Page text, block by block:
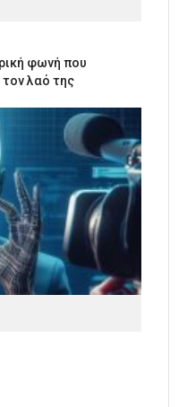
φωνή που
λαό της